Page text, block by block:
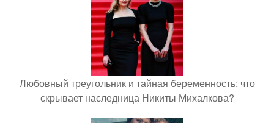
Любовный треугольник и тайная беременность: что
скрывает наследница Никиты Михалкова?